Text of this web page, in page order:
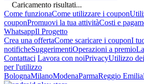
Caricamento risultati...
Come funzionaCome utilizzare i coupon
couponPromuovi la tua attivitàCosti e
WhatsappIl Progetto
Crea una offertaCome scaricare i couponI
notificheSuggerimentiOperazioni a premio
Contattaci Lavora con noiPrivacyUtilizzo
per l'utilizzo
BolognaMilanoModenaParmaReggio Emilia